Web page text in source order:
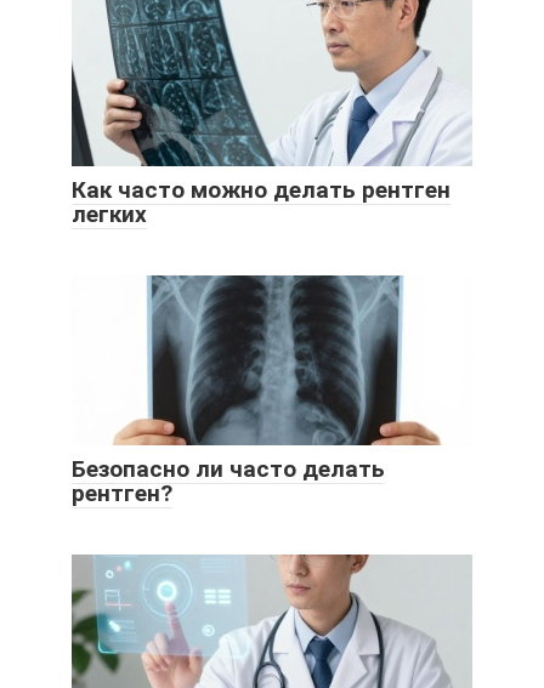
Как часто можно делать рентген
легких
Безопасно ли часто делать
рентген?